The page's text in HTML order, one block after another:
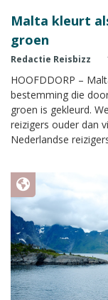
Malta kleurt
groen
Redactie Reisbizz
HOOFDDORP –
bestemming die
groen is gekleurd.
reizigers ouder dan
Nederlandse